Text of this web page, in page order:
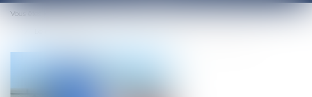
le
Vous êtes ici :